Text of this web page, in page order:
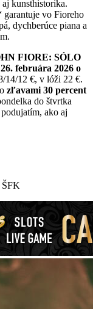
kunsthistorika.
garantuje vo Fioreho
dychberúce piana a
FIORE: SÓLO
februára 2026 o
14/12 €, v lóži 22 €.
zľavami 30 percent
do štvrtka
ako aj
ŠFK